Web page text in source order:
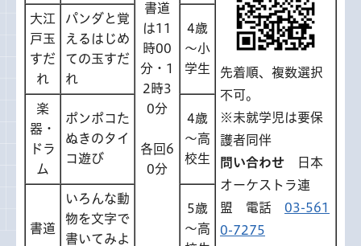
書道
は11
時00
分・1
2時3
0分
各回6
0分
先着順、複数選択
不可。
※未就学児は要保
護者同伴
問い合わせ 日本
オーケストラ連
盟 電話 03-561
0-7275
大江
戸玉
すだ
れ
パンダと覚
えるはじめ
ての玉すだ
れ
4歳
～小
学生
楽
器・
ドラ
ム
ポンポコた
ぬきのタイ
コ遊び
4歳
～高
校生
書道
いろんな動
物を文字で
書いてみよ
5歳
～高